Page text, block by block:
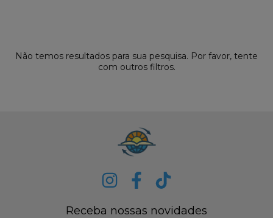
Não temos resultados para sua pesquisa. Por favor, tente
com outros filtros.
Receba nossas novidades